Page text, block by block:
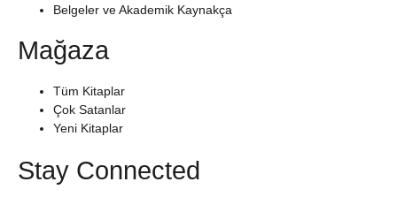
Belgeler ve Akademik Kaynakça
Mağaza
Tüm Kitaplar
Çok Satanlar
Yeni Kitaplar
Stay Connected